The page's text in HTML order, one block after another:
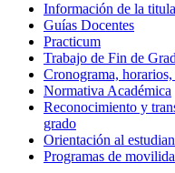
Información de la
Guías Docentes
Practicum
Trabajo de Fin de
Cronograma,
Normativa Académica
Reconocimiento y
grado
Orientación al
Programas de